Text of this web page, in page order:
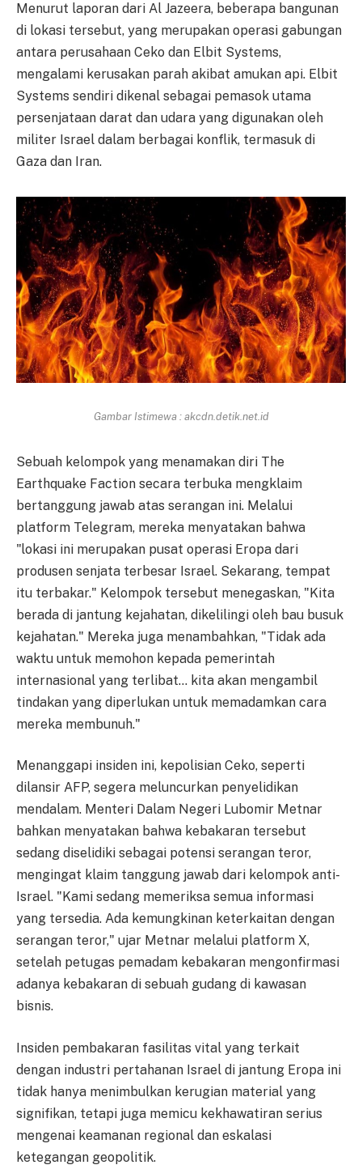
Menurut laporan dari Al Jazeera, beberapa bangunan
di lokasi tersebut, yang merupakan operasi gabungan
antara perusahaan Ceko dan Elbit Systems,
mengalami kerusakan parah akibat amukan api. Elbit
Systems sendiri dikenal sebagai pemasok utama
persenjataan darat dan udara yang digunakan oleh
militer Israel dalam berbagai konflik, termasuk di
Gaza dan Iran.
Gambar Istimewa : akcdn.detik.net.id
Sebuah kelompok yang menamakan diri The
Earthquake Faction secara terbuka mengklaim
bertanggung jawab atas serangan ini. Melalui
platform Telegram, mereka menyatakan bahwa
"lokasi ini merupakan pusat operasi Eropa dari
produsen senjata terbesar Israel. Sekarang, tempat
itu terbakar." Kelompok tersebut menegaskan, "Kita
berada di jantung kejahatan, dikelilingi oleh bau busuk
kejahatan." Mereka juga menambahkan, "Tidak ada
waktu untuk memohon kepada pemerintah
internasional yang terlibat… kita akan mengambil
tindakan yang diperlukan untuk memadamkan cara
mereka membunuh."
Menanggapi insiden ini, kepolisian Ceko, seperti
dilansir AFP, segera meluncurkan penyelidikan
mendalam. Menteri Dalam Negeri Lubomir Metnar
bahkan menyatakan bahwa kebakaran tersebut
sedang diselidiki sebagai potensi serangan teror,
mengingat klaim tanggung jawab dari kelompok anti-
Israel. "Kami sedang memeriksa semua informasi
yang tersedia. Ada kemungkinan keterkaitan dengan
serangan teror," ujar Metnar melalui platform X,
setelah petugas pemadam kebakaran mengonfirmasi
adanya kebakaran di sebuah gudang di kawasan
bisnis.
Insiden pembakaran fasilitas vital yang terkait
dengan industri pertahanan Israel di jantung Eropa ini
tidak hanya menimbulkan kerugian material yang
signifikan, tetapi juga memicu kekhawatiran serius
mengenai keamanan regional dan eskalasi
ketegangan geopolitik.